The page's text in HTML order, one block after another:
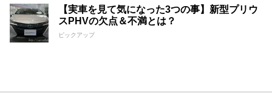
【実車を見て気になった3つの事】新型プリウ
スPHVの欠点＆不満とは？
ピックアップ